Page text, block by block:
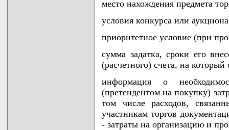
место нахождения предмета
условия конкурса или
приоритетное условие (при
сумма задатка, сроки его
(расчетного) счета, на
информация о
(претендентом на покупку)
том числе расходов,
участникам торгов
- затраты на организацию и